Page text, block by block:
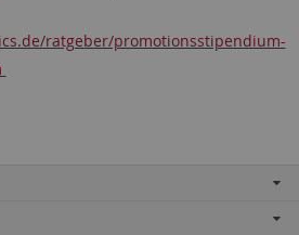
ratgeber/promotionsstipendium-